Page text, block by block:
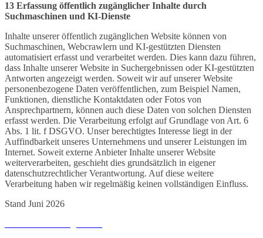
13 Erfassung öffentlich zugänglicher Inhalte durch
Suchmaschinen und KI-Dienste
Inhalte unserer öffentlich zugänglichen Website können von
Suchmaschinen, Webcrawlern und KI-gestützten Diensten
automatisiert erfasst und verarbeitet werden. Dies kann dazu führen,
dass Inhalte unserer Website in Suchergebnissen oder KI-gestützten
Antworten angezeigt werden. Soweit wir auf unserer Website
personenbezogene Daten veröffentlichen, zum Beispiel Namen,
Funktionen, dienstliche Kontaktdaten oder Fotos von
Ansprechpartnern, können auch diese Daten von solchen Diensten
erfasst werden. Die Verarbeitung erfolgt auf Grundlage von Art. 6
Abs. 1 lit. f DSGVO. Unser berechtigtes Interesse liegt in der
Auffindbarkeit unseres Unternehmens und unserer Leistungen im
Internet. Soweit externe Anbieter Inhalte unserer Website
weiterverarbeiten, geschieht dies grundsätzlich in eigener
datenschutzrechtlicher Verantwortung. Auf diese weitere
Verarbeitung haben wir regelmäßig keinen vollständigen Einfluss.
Stand Juni 2026